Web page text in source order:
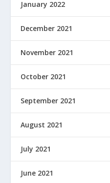
January 2022
December 2021
November 2021
October 2021
September 2021
August 2021
July 2021
June 2021